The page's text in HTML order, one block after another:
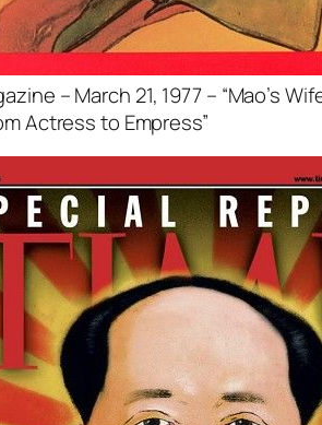
– March 21, 1977 – “Mao’s
Actress to Empress”